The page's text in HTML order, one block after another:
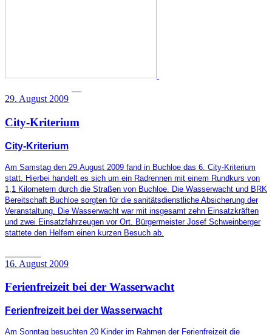
29. August 2009
City-Kriterium
City-Kriterium
Am Samstag den 29.August 2009 fand in Buchloe das 6. City-Kriterium
statt. Hierbei handelt es sich um ein Radrennen mit einem Rundkurs von
1,1 Kilometern durch die Straßen von Buchloe. Die Wasserwacht und BRK
Bereitschaft Buchloe sorgten für die sanitätsdienstliche Absicherung der
Veranstaltung. Die Wasserwacht war mit insgesamt zehn Einsatzkräften
und zwei Einsatzfahrzeugen vor Ort. Bürgermeister Josef Schweinberger
stattete den Helfern einen kurzen Besuch ab.
16. August 2009
Ferienfreizeit bei der Wasserwacht
Ferienfreizeit bei der Wasserwacht
Am Sonntag besuchten 20 Kinder im Rahmen der Ferienfreizeit die